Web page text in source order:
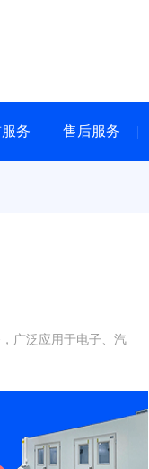
务 售后服务
广泛应用于电子、汽